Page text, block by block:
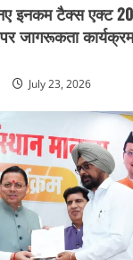
इनकम टैक्स एक्ट
पर जागरूकता
July 23, 2026